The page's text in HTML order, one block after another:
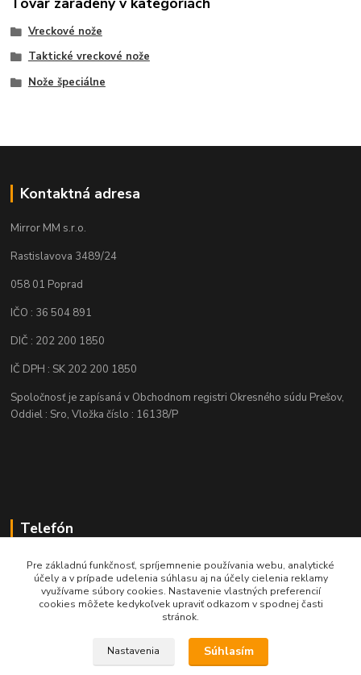
Vreckové nože
Taktické vreckové nože
Nože špeciálne
Kontaktná adresa
Mirror MM s.r.o.
Rastislavova 3489/24
058 01 Poprad
IČO : 36 504 891
DIČ : 202 200 1850
IČ DPH : SK 202 200 1850
Spoločnosť je zapísaná v Obchodnom registri Okresného súdu Prešov,
Oddiel : Sro, Vložka číslo : 16138/P
Telefón
+421 905 622 625
obchod@nozeplus.sk
Pre základnú funkčnosť, spríjemnenie používania webu, analytické
účely a v prípade udelenia súhlasu aj na účely cielenia reklamy
využívame súbory cookies. Nastavenie vlastných preferencií
cookies môžete kedykoľvek upraviť odkazom v spodnej časti
stránok.
Nastavenia Súhlasím